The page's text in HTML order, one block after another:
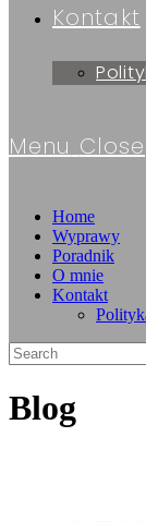
Kontakt
Menu Close
Home
Wyprawy
Poradnik
O mnie
Kontakt
Blog